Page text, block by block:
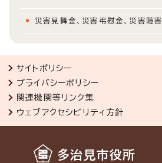
災害見舞金、災害弔慰金、災害障
サイトポリシー
プライバシーポリシー
関連機関等リンク集
ウェブアクセシビリティ方針
多治見市役所